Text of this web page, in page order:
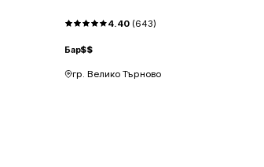
4.40(643)
Бар$$
гр. Велико Търново